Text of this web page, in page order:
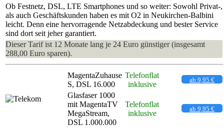
Ob Festnetz, DSL, LTE Smartphones und so weiter: Sowohl Privat-,
als auch Geschäftskunden haben es mit O2 in Neukirchen-Balbini
leicht. Denn eine hervorragende Netzabdeckung und bester Service
sind dort seit jeher garantiert.
Dieser Tarif ist 12 Monate lang je 24 Euro günstiger (insgesamt
288,00 Euro sparen).
MagentaZuhause
S, DSL 16.000
Telefonflat
inklusive
ab 9,95 €
Glasfaser 1000
mit MagentaTV
MegaStream,
DSL 1.000.000
Telefonflat
inklusive
ab 9,95 €